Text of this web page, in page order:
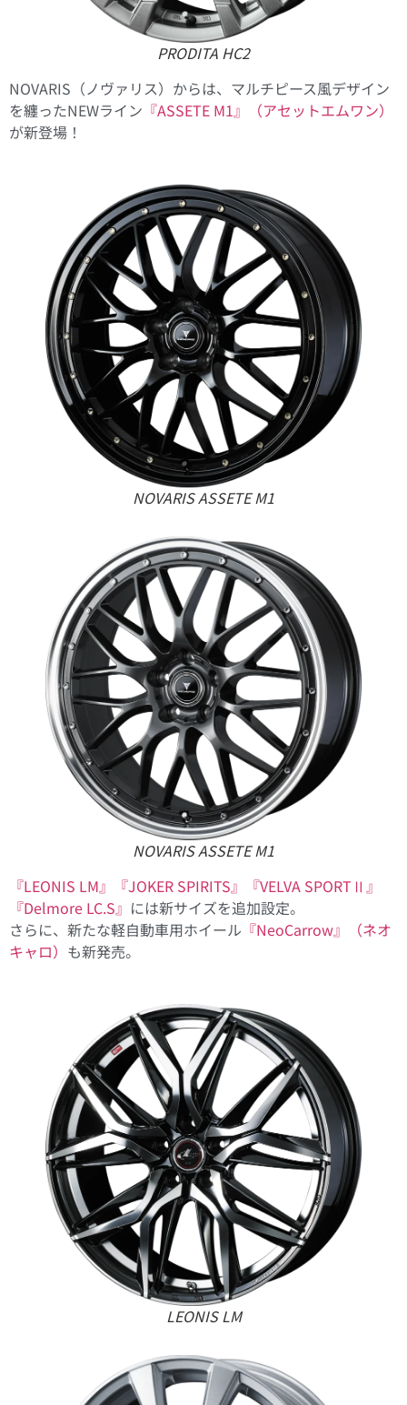
PRODITA HC2
NOVARIS（ノヴァリス）からは、マルチピース風デザイン
を纏ったNEWライン 『ASSETE M1』（アセットエムワン）
が新登場！
NOVARIS ASSETE M1
NOVARIS ASSETE M1
『LEONIS LM』
『JOKER SPIRITS』
『VELVA SPORTⅡ』
『Delmore LC.S』 には新サイズを追加設定。
さらに、新たな軽自動車用ホイール 『NeoCarrow』（ネオ
キャロ） も新発売。
LEONIS LM